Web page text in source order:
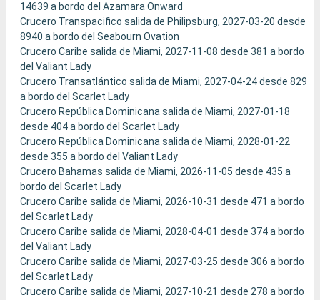
14639 a bordo del Azamara Onward
Crucero Transpacifico salida de Philipsburg, 2027-03-20 desde
8940 a bordo del Seabourn Ovation
Crucero Caribe salida de Miami, 2027-11-08 desde 381 a bordo
del Valiant Lady
Crucero Transatlántico salida de Miami, 2027-04-24 desde 829
a bordo del Scarlet Lady
Crucero República Dominicana salida de Miami, 2027-01-18
desde 404 a bordo del Scarlet Lady
Crucero República Dominicana salida de Miami, 2028-01-22
desde 355 a bordo del Valiant Lady
Crucero Bahamas salida de Miami, 2026-11-05 desde 435 a
bordo del Scarlet Lady
Crucero Caribe salida de Miami, 2026-10-31 desde 471 a bordo
del Scarlet Lady
Crucero Caribe salida de Miami, 2028-04-01 desde 374 a bordo
del Valiant Lady
Crucero Caribe salida de Miami, 2027-03-25 desde 306 a bordo
del Scarlet Lady
Crucero Caribe salida de Miami, 2027-10-21 desde 278 a bordo